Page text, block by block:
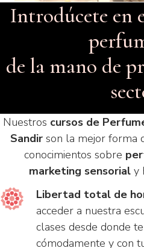
Introdúcete en
de la mano de
Nuestros cursos de
Sandir son la mejor forma
conocimientos sobre
marketing sensorialy
Libertad total de
acceder a nuestra
clases desde donde
cómodamente y con